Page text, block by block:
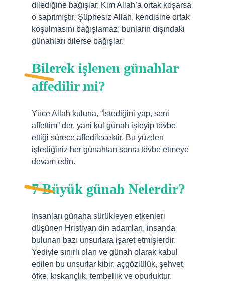
dilediğine bağışlar. Kim Allah’a ortak koşarsa
o sapıtmıştır. Şüphesiz Allah, kendisine ortak
koşulmasını bağışlamaz; bunların dışındaki
günahları dilerse bağışlar.
Bilerek işlenen günahlar
affedilir mi?
Yüce Allah kuluna, “İstediğini yap, seni
affettim” der, yani kul günah işleyip tövbe
ettiği sürece affedilecektir. Bu yüzden
işlediğiniz her günahtan sonra tövbe etmeye
devam edin.
7 Büyük günah Nelerdir?
İnsanları günaha sürükleyen etkenleri
düşünen Hristiyan din adamları, insanda
bulunan bazı unsurlara işaret etmişlerdir.
Yediyle sınırlı olan ve günah olarak kabul
edilen bu unsurlar kibir, açgözlülük, şehvet,
öfke, kıskançlık, tembellik ve oburluktur.